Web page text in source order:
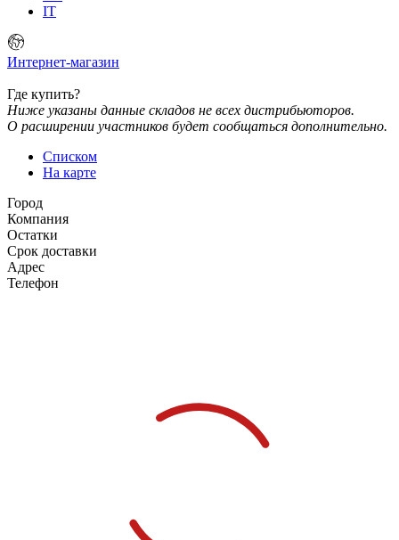
IT
Интернет-магазин
Где купить?
Ниже указаны данные складов не всех дистрибьюторов.
О расширении участников будет сообщаться дополнительно.
Списком
На карте
Город
Компания
Остатки
Срок доставки
Адрес
Телефон